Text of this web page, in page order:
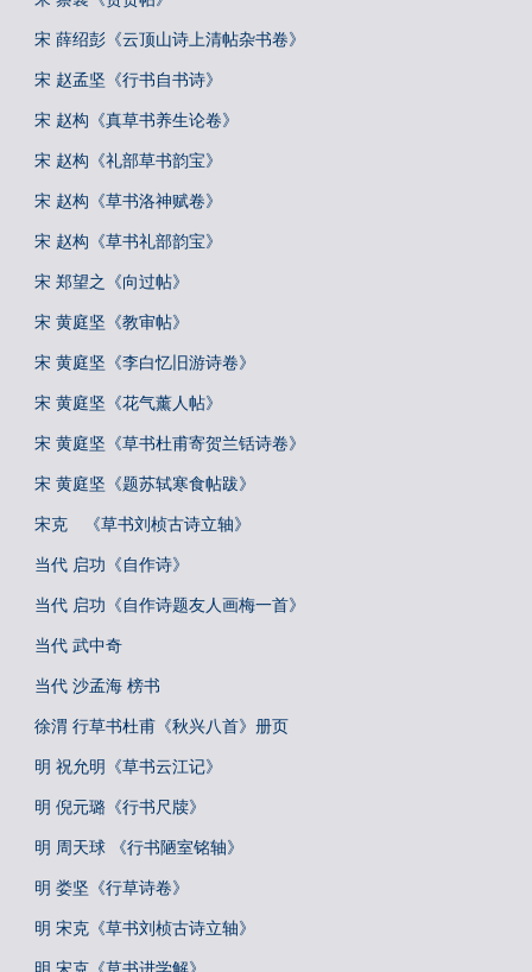
宋 薛绍彭《云顶山诗上清帖杂书卷》
宋 赵孟坚《行书自书诗》
宋 赵构《真草书养生论卷》
宋 赵构《礼部草书韵宝》
宋 赵构《草书洛神赋卷》
宋 赵构《草书礼部韵宝》
宋 郑望之《向过帖》
宋 黄庭坚《教审帖》
宋 黄庭坚《李白忆旧游诗卷》
宋 黄庭坚《花气薰人帖》
宋 黄庭坚《草书杜甫寄贺兰铦诗卷》
宋 黄庭坚《题苏轼寒食帖跋》
宋克 《草书刘桢古诗立轴》
当代 启功《自作诗》
当代 启功《自作诗题友人画梅一首》
当代 武中奇
当代 沙孟海 榜书
徐渭 行草书杜甫《秋兴八首》册页
明 祝允明《草书云江记》
明 倪元璐《行书尺牍》
明 周天球 《行书陋室铭轴》
明 娄坚《行草诗卷》
明 宋克《草书刘桢古诗立轴》